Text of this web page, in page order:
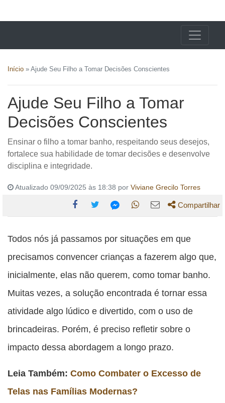
Início » Ajude Seu Filho a Tomar Decisões Conscientes
Ajude Seu Filho a Tomar
Decisões Conscientes
Ensinar o filho a tomar banho, respeitando seus desejos,
fortalece sua habilidade de tomar decisões e desenvolve
disciplina e integridade.
Atualizado 09/09/2025 às 18:38 por Viviane Grecilo Torres
esta
publicação
Facebook
esta
publicação
Twitter
esta
publicação
esta
publicação
esta
publicação
Compartilhar
Todos nós já passamos por situações em que
precisamos convencer crianças a fazerem algo que,
inicialmente, elas não querem, como tomar banho.
Muitas vezes, a solução encontrada é tornar essa
atividade algo lúdico e divertido, com o uso de
brincadeiras. Porém, é preciso refletir sobre o
impacto dessa abordagem a longo prazo.
Leia Também: Como Combater o Excesso de
Telas nas Famílias Modernas?